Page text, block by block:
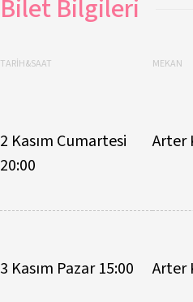
Bilet Bilgileri
TARİH&SAAT MEKAN
2 Kasım Cumartesi
20:00
Arter
3 Kasım Pazar 15:00 Arter